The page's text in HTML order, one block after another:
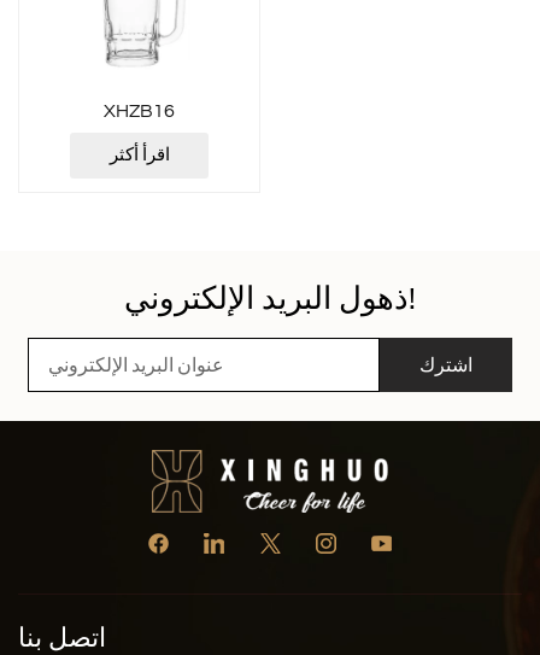
XHZB16
اقرأ أكثر
ذهول البريد الإلكتروني!
اشترك
اتصل بنا